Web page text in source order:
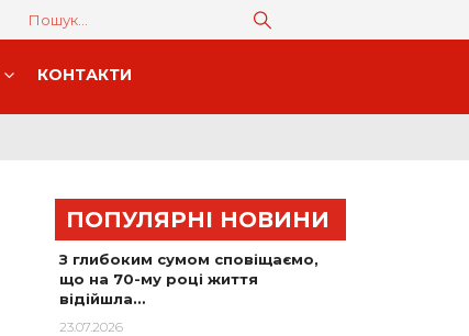
КОНТАКТИ
ПОПУЛЯРНІ НОВИНИ
З глибоким сумом сповіщаємо,
що на 70-му році життя
відійшла…
23.07.2026